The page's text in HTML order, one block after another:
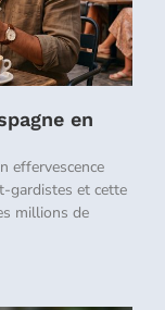
en
effervescence
gardistes et cette
millions de